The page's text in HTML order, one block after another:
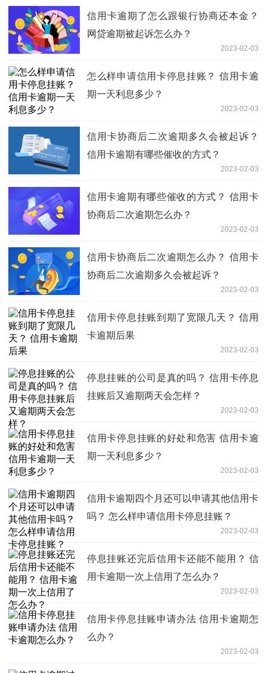
信用卡逾期了怎么跟银行协商还本金？
网贷逾期被起诉怎么办？
2023-02-03
怎么样申请信用卡停息挂账？ 信用卡逾
期一天利息多少？
2023-02-03
信用卡协商后二次逾期多久会被起诉？
信用卡逾期有哪些催收的方式？
2023-02-03
信用卡逾期有哪些催收的方式？ 信用卡
协商后二次逾期怎么办？
2023-02-03
信用卡协商后二次逾期怎么办？ 信用卡
协商后二次逾期多久会被起诉？
2023-02-03
信用卡停息挂账到期了宽限几天？ 信用
卡逾期后果
2023-02-03
停息挂账的公司是真的吗？ 信用卡停息
挂账后又逾期两天会怎样？
2023-02-03
信用卡停息挂账的好处和危害 信用卡逾
期一天利息多少？
2023-02-03
信用卡逾期四个月还可以申请其他信用卡
吗？ 怎么样申请信用卡停息挂账？
2023-02-03
停息挂账还完后信用卡还能不能用？ 信
用卡逾期一次上信用了怎么办？
2023-02-03
信用卡停息挂账申请办法 信用卡逾期怎
么办？
2023-02-03